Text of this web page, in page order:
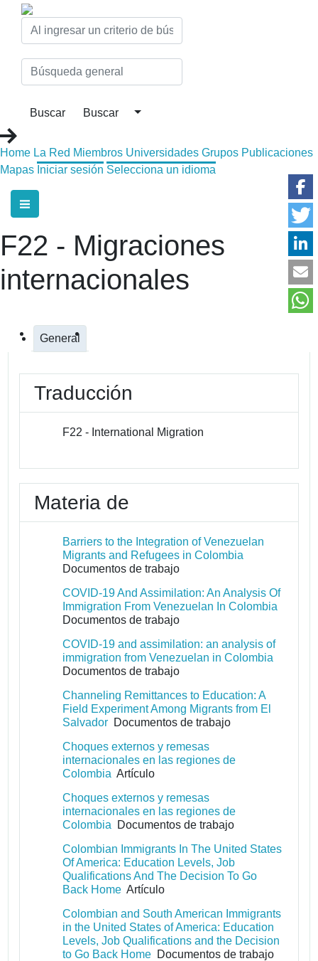
Home La Red Miembros Universidades Grupos Publicaciones
Mapas Iniciar sesión Selecciona un idioma
F22 - Migraciones
internacionales
General
Traducción
F22 - International Migration
Materia de
Barriers to the Integration of Venezuelan
Migrants and Refugees in Colombia
Documentos de trabajo
COVID-19 And Assimilation: An Analysis Of
Immigration From Venezuelan In Colombia
Documentos de trabajo
COVID-19 and assimilation: an analysis of
immigration from Venezuelan in Colombia
Documentos de trabajo
Channeling Remittances to Education: A
Field Experiment Among Migrants from El
Salvador Documentos de trabajo
Choques externos y remesas
internacionales en las regiones de
Colombia Artículo
Choques externos y remesas
internacionales en las regiones de
Colombia Documentos de trabajo
Colombian Immigrants In The United States
Of America: Education Levels, Job
Qualifications And The Decision To Go
Back Home Artículo
Colombian and South American Immigrants
in the United States of America: Education
Levels, Job Qualifications and the Decision
to Go Back Home Documentos de trabajo